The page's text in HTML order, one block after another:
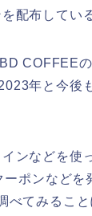
配布してい
COFFEE
年と今後
ンなどを使
ポンなどを
べてみること